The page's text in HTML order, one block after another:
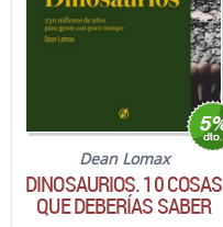
Dean Lomax
DINOSAURIOS. 10 COSAS
QUE DEBERÍAS SABER